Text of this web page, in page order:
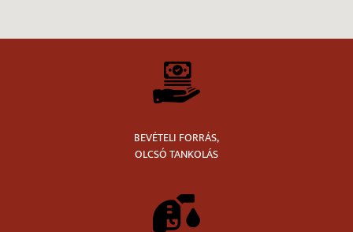
BEVÉTELI FORRÁS,
OLCSÓ TANKOLÁS